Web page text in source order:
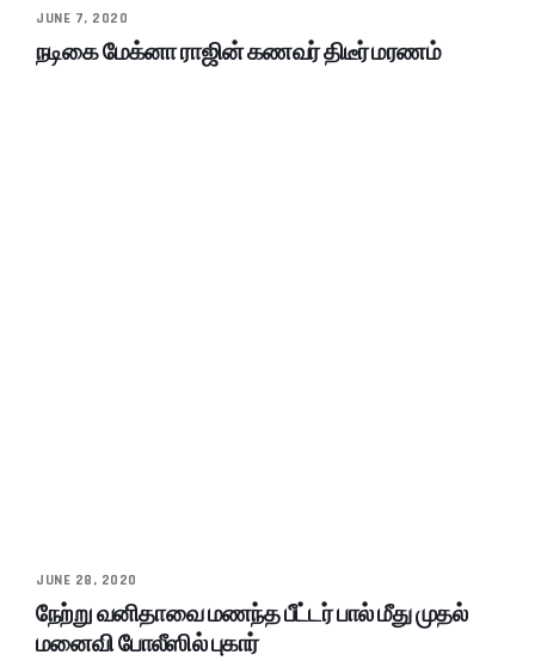
JUNE 7, 2020
நடிகை மேக்னா ராஜின் கணவர் திடீர் மரணம்
JUNE 28, 2020
நேற்று வனிதாவை மணந்த பீட்டர் பால் மீது முதல்
மனைவி போலீஸில் புகார்